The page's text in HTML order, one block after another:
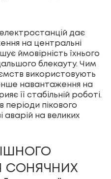
дає
на центральні
ймовірність їхнього
блекауту. Чим
використовують
навантаження на
її стабільній роботі.
періоди пікового
аварій на великих
СОНЯЧНИХ